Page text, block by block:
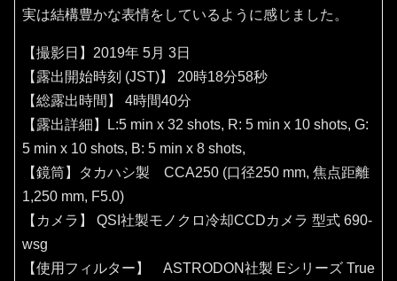
実は結構豊かな表情をしているように感じました。
【撮影日】2019年 5月 3日
【露出開始時刻 (JST)】 20時18分58秒
【総露出時間】 4時間40分
【露出詳細】L:5 min x 32 shots, R: 5 min x 10 shots, G:
5 min x 10 shots, B: 5 min x 8 shots,
【鏡筒】タカハシ製 CCA250 (口径250 mm, 焦点距離
1,250 mm, F5.0)
【カメラ】 QSI社製モノクロ冷却CCDカメラ 型式 690-
wsg
【使用フィルター】 ASTRODON社製 Eシリーズ True